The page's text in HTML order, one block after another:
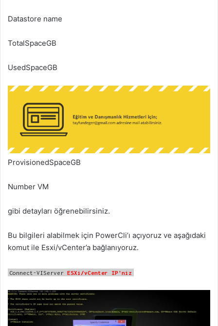
Datastore name
TotalSpaceGB
UsedSpaceGB
ProvisionedSpaceGB
Number VM
gibi detayları öğrenebilirsiniz.
Bu bilgileri alabilmek için PowerCli’ı açıyoruz ve aşağıdaki
komut ile Esxi/vCenter’a bağlanıyoruz.
Connect-VIServerESXi/vCenter IP'niz